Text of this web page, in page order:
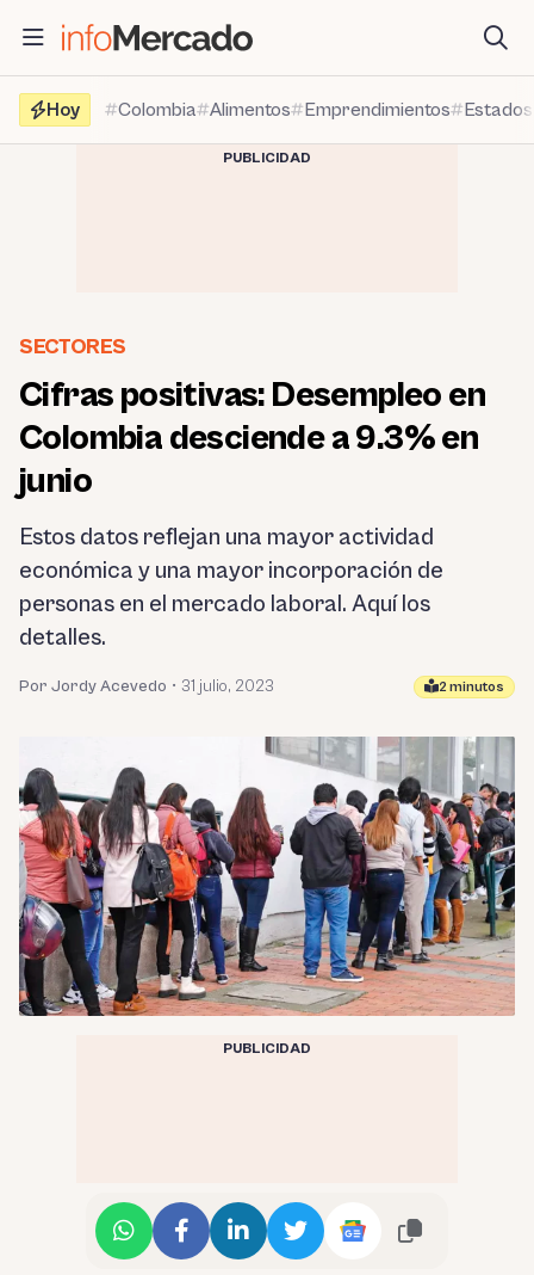
contenido
Hoy
Colombia Alimentos Emprendimientos
PUBLICIDAD
SECTORES
Cifras positivas: Desempleo en
Colombia desciende a 9.3% en
junio
Estos datos reflejan una mayor actividad
económica y una mayor incorporación de
personas en el mercado laboral. Aquí los
detalles.
Por Jordy Acevedo • 31 julio, 2023 2 minutos
PUBLICIDAD